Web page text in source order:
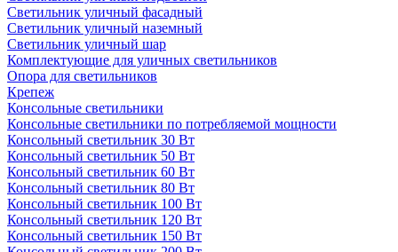
Светильник уличный фасадный
Светильник уличный наземный
Cветильник уличный шар
Комплектующие для уличных светильников
Опора для светильников
Крепеж
Консольные светильники
Консольные светильники по потребляемой мощности
Консольный светильник 30 Вт
Консольный светильник 50 Вт
Консольный светильник 60 Вт
Консольный светильник 80 Вт
Консольный светильник 100 Вт
Консольный светильник 120 Вт
Консольный светильник 150 Вт